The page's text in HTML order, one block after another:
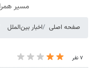
مسیر
صفحه اصلی اخبار بین‌الملل
۷ نفر